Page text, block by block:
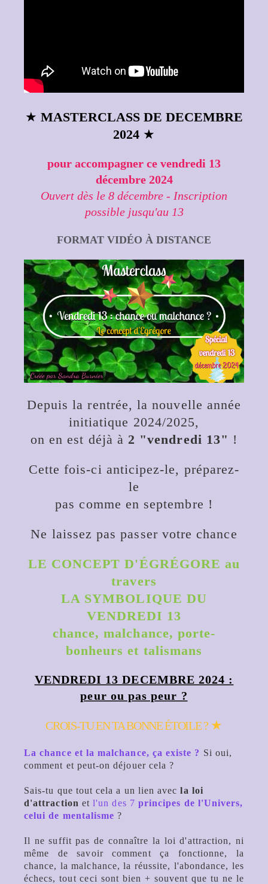
★ MASTERCLASS DE DECEMBRE
2024 ★
pour accompagner ce vendredi 13
décembre 2024
Ouvert dès le 8 décembre - Inscription
possible jusqu'au 13
FORMAT VIDÉO À DISTANCE
Depuis la rentrée, la nouvelle année
initiatique 2024/2025,
on en est déjà à 2 "vendredi 13" !
Cette fois-ci anticipez-le, préparez-
le
pas comme en septembre !
Ne laissez pas passer votre chance
LE CONCEPT D'ÉGRÉGORE au
travers
LA SYMBOLIQUE DU
VENDREDI 13
chance, malchance, porte-
bonheurs et talismans
VENDREDI 13 DECEMBRE 2024 :
peur ou pas peur ?
CROIS-TU EN TA BONNE ÉTOILE ? ★
La chance et la malchance, ça existe ? Si oui,
comment et peut-on déjouer cela ?
Sais-tu que tout cela a un lien avecla loi
d'attraction et l'un des 7 principes de l'Univers,
celui de mentalisme ?
Il ne suffit pas de connaître la loi d'attraction, ni
même de savoir comment ça fonctionne, la
chance, la malchance, la réussite, l'abondance, les
échecs, tout ceci sont bien + souvent que tu ne le